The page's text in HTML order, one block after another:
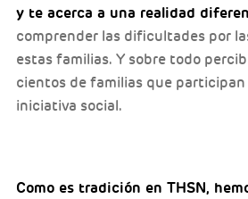
y te acerca a una realidad
comprender las dificultades por
estas familias. Y sobre todo
cientos de familias que
iniciativa social.
Como es tradición en THSN,